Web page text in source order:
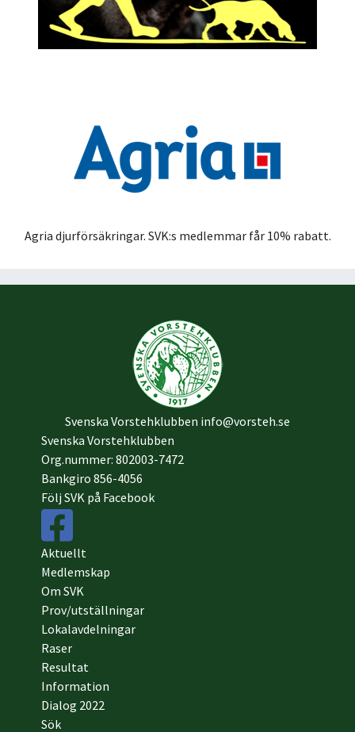
Agria djurförsäkringar. SVK:s medlemmar får 10% rabatt.
Svenska Vorstehklubben info@vorsteh.se
Svenska Vorstehklubben
Org.nummer: 802003-7472
Bankgiro 856-4056
Följ SVK på Facebook
Aktuellt
Medlemskap
Om SVK
Prov/utställningar
Lokalavdelningar
Raser
Resultat
Information
Dialog 2022
Sök